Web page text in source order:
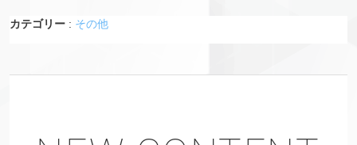
カテゴリー : その他